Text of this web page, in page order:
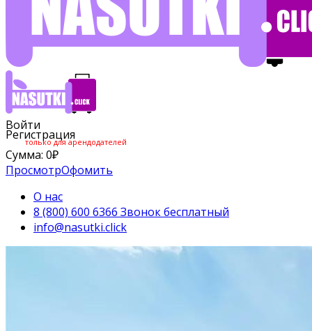
Войти
Регистрация
только для арендодателей
Сумма: 0₽
ПросмотрОфомить
О нас
8 (800) 600 6366 Звонок бесплатный
info@nasutki.click